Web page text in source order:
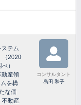
テム
（2020
）
動産領
を構
な価
不動産
コンサルタント
島田 和子